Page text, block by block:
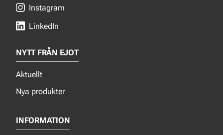
INFORMATION
Instagram
LinkedIn
NYTT FRÅN EJOT
Aktuellt
Nya produkter